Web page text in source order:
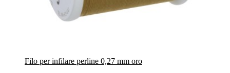
Filo per infilare perline 0,27 mm oro